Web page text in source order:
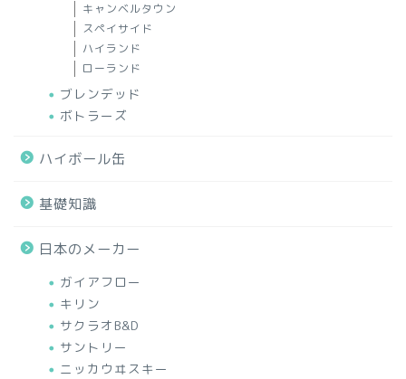
キャンベルタウン
スペイサイド
ハイランド
ローランド
ブレンデッド
ボトラーズ
ハイボール缶
基礎知識
日本のメーカー
ガイアフロー
キリン
サクラオB&D
サントリー
ニッカウヰスキー